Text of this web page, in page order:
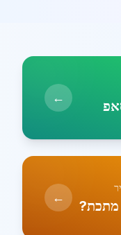
←
מתכת? ←